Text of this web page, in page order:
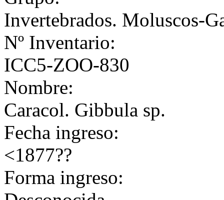
Invertebrados. Moluscos-
Nº Inventario:
ICC5-ZOO-830
Nombre:
Caracol. Gibbula sp.
Fecha ingreso:
<1877??
Forma ingreso: